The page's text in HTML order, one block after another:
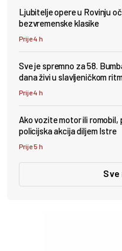
Ljubitelje opere u Rovinju
bezvremenske klasike
Prije 4 h
Sve je spremno za 58.
dana živi u slavljeničkom
Prije 4 h
Ako vozite motor ili
policijska akcija diljem Istre
Prije 5 h